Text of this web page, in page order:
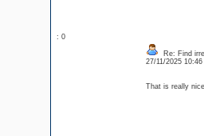
: 0
Re: Find
27/11/2025
That is really